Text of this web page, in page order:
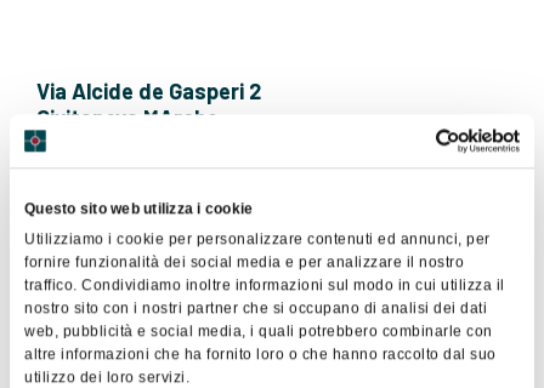
Questo sito web utilizza i cookie
Utilizziamo i cookie per personalizzare contenuti ed annunci, per
fornire funzionalità dei social media e per analizzare il nostro
traffico. Condividiamo inoltre informazioni sul modo in cui utilizza il
nostro sito con i nostri partner che si occupano di analisi dei dati
web, pubblicità e social media, i quali potrebbero combinarle con
altre informazioni che ha fornito loro o che hanno raccolto dal suo
utilizzo dei loro servizi.
Via Alcide de Gasperi 2
Civitanova MArche
0733771682
Sito Web
Contatta il socio